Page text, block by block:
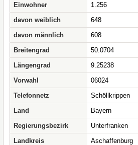
Einwohner
1.256
davon weiblich
648
davon männlich
608
Breitengrad
50.0704
Längengrad
9.25238
Vorwahl
06024
Telefonnetz
Schöllkrippen
Land
Bayern
Regierungsbezirk
Unterfranken
Landkreis
Aschaffenburg